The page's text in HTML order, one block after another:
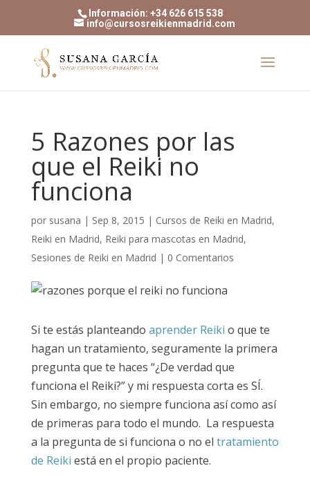
Información: +34 626 615 538
info@cursosreikienmadrid.com
5 Razones por las
que el Reiki no
funciona
por susana | Sep 8, 2015 | Cursos de Reiki en Madrid,
Reiki en Madrid, Reiki para mascotas en Madrid,
Sesiones de Reiki en Madrid | 0 Comentarios
Si te estás planteando aprender Reiki o que te
hagan un tratamiento, seguramente la primera
pregunta que te haces “¿De verdad que
funciona el Reiki?” y mi respuesta corta es SÍ.
Sin embargo, no siempre funciona así como así
de primeras para todo el mundo. La respuesta
a la pregunta de si funciona o no el tratamiento
de Reiki está en el propio paciente.